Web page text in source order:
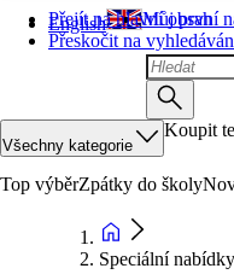
Přejít na hlavní obsah
Přeskočit na
English Můj první
Všechny kategorie
Koupit
Top výběrZpátky do školy
Speciální nabídky